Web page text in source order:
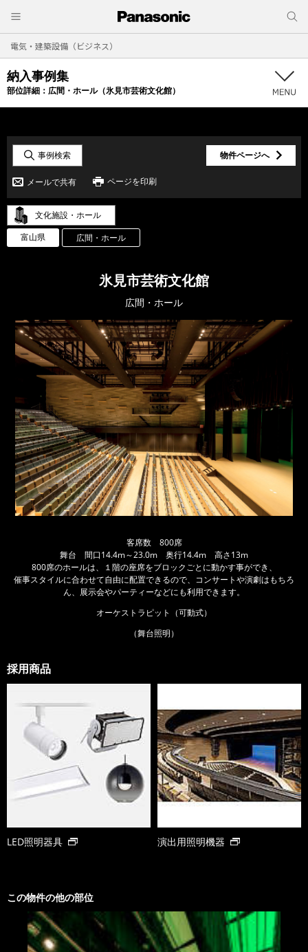
電気・建築設備（ビジネス）
納入事例集
部位詳細： 広間・ホール（氷見市芸術文化館）
事例検索
メールで共有 ページを印刷
物件ページへ
文化施設・ホール
富山県
広間・ホール
氷見市芸術文化館
広間・ホール
客席数 800席
舞台 間口14.4m～23.0m 奥行14.4m 高さ13m
800席のホールは、１階の座席をブロックごとに動かす事ができ、
催事スタイルに合わせて自由に配置できるので、コンサートや演劇はもちろ
ん、展示会やパーティーなどにも利用できます。
オーケストラピット（可動式）
（舞台照明）
採用商品
LED照明器具 演出用照明機器
この物件の他の部位